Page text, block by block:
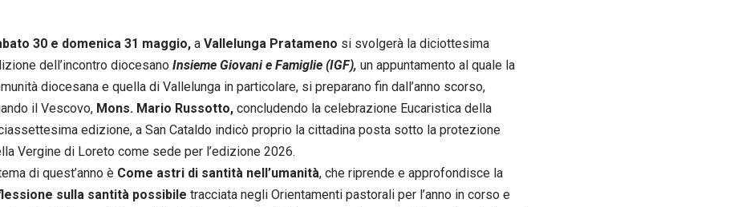
30 e domenica 31 maggio, a Vallelunga Pratameno si svolgerà la diciottesima
dell’incontro diocesano Insieme Giovani e Famiglie (IGF), un appuntamento al quale la
diocesana e quella di Vallelunga in particolare, si preparano fin dall’anno scorso,
il Vescovo, Mons. Mario Russotto, concludendo la celebrazione Eucaristica della
edizione, a San Cataldo indicò proprio la cittadina posta sotto la protezione
Vergine di Loreto come sede per l’edizione 2026.
di quest’anno è Come astri di santità nell’umanità, che riprende e approfondisce la
sulla santità possibile tracciata negli Orientamenti pastorali per l’anno in corso e